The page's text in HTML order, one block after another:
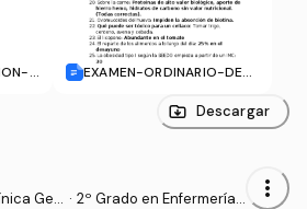
Y
EXAMEN-ORDINARIO-DE-
Descargar
Gen · 2º Grado en Enfermería
more_vert